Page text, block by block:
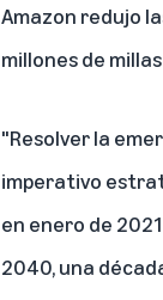
Amazon redujo
millones de
"Resolver la
imperativo
en enero de
2040, una